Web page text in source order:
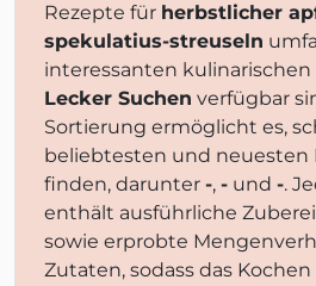
Rezepte für herbstlicher
spekulatius-streuseln
interessanten kulinarischen
Lecker Suchen verfügbar
Sortierung ermöglicht es,
beliebtesten und neuesten
finden, darunter -, - und -.
enthält ausführliche
sowie erprobte
Zutaten, sodass das